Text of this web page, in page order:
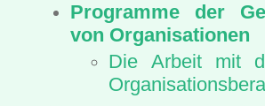
Programme der
von Organisationen
Die Arbeit mit